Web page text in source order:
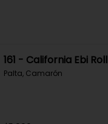
161 - California Ebi Roll
Palta, Camarón